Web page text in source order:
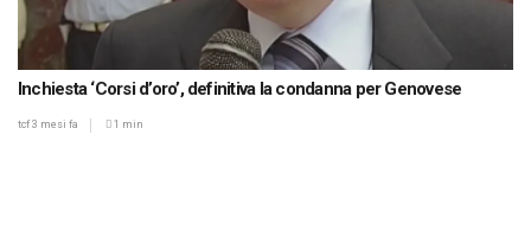
Inchiesta ‘Corsi d’oro’, definitiva la condanna per Genovese
tcf 3 mesi fa 1 min